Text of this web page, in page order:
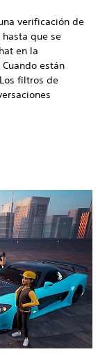
verificación de
que se
en la
están
filtros de